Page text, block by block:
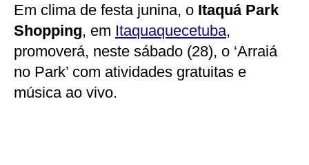
Em clima de festa junina, o Itaquá Park
Shopping, em Itaquaquecetuba,
promoverá, neste sábado (28), o ‘Arraiá
no Park’ com atividades gratuitas e
música ao vivo.